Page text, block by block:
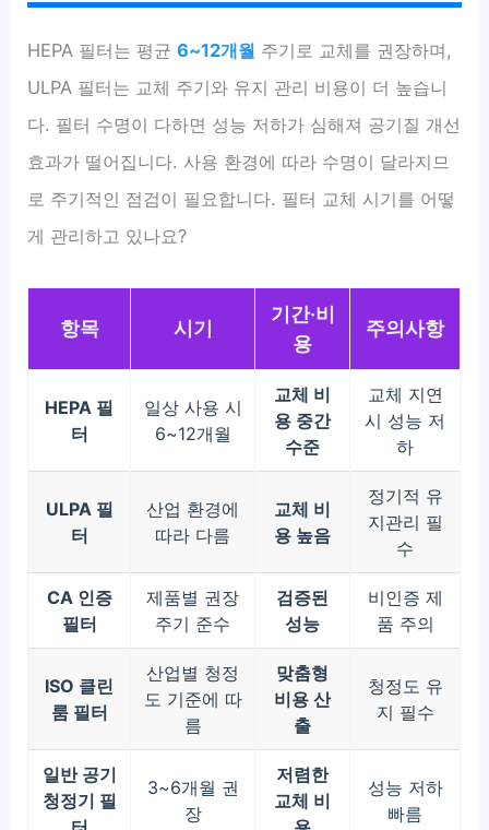
HEPA 필터는 평균6~12개월 주기로 교체를 권장하며,
ULPA 필터는 교체 주기와 유지 관리 비용이 더 높습니
다. 필터 수명이 다하면 성능 저하가 심해져 공기질 개선
효과가 떨어집니다. 사용 환경에 따라 수명이 달라지므
로 주기적인 점검이 필요합니다. 필터 교체 시기를 어떻
게 관리하고 있나요?
항목 시기
기간·비
용
주의사항
HEPA 필
터
일상 사용 시
6~12개월
교체 비
용 중간
수준
교체 지연
시 성능 저
하
ULPA 필
터
산업 환경에
따라 다름
교체 비
용 높음
정기적 유
지관리 필
수
CA 인증
필터
제품별 권장
주기 준수
검증된
성능
비인증 제
품 주의
ISO 클린
룸 필터
산업별 청정
도 기준에 따
름
맞춤형
비용 산
출
청정도 유
지 필수
일반 공기
청정기 필
3~6개월 권
장
저렴한
교체 비
성능 저하
빠름